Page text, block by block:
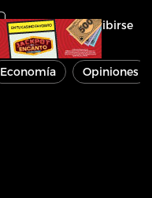
Inscribirse
Economía Opiniones